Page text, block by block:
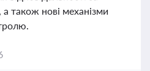
також нові механізми